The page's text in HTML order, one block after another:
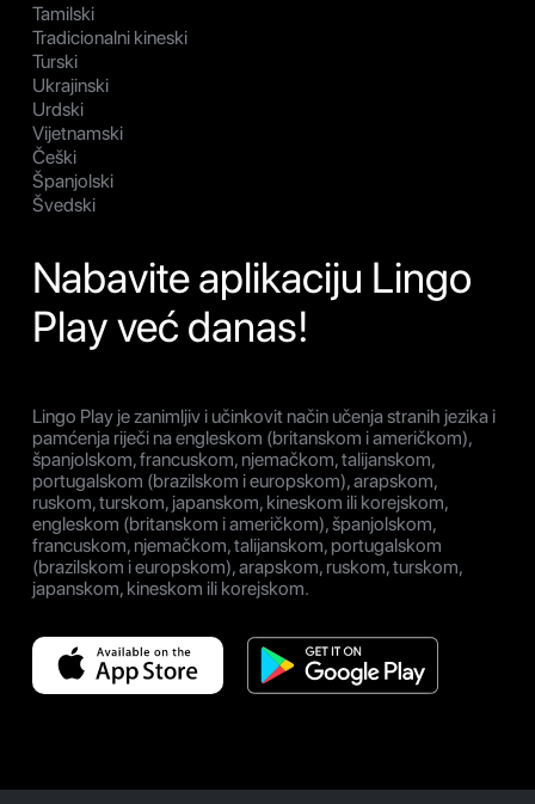
Tamilski
Tradicionalni kineski
Turski
Ukrajinski
Urdski
Vijetnamski
Češki
Španjolski
Švedski
Nabavite aplikaciju Lingo
Play već danas!
Lingo Play je zanimljiv i učinkovit način učenja stranih jezika i
pamćenja riječi na engleskom (britanskom i američkom),
španjolskom, francuskom, njemačkom, talijanskom,
portugalskom (brazilskom i europskom), arapskom,
ruskom, turskom, japanskom, kineskom ili korejskom,
engleskom (britanskom i američkom), španjolskom,
francuskom, njemačkom, talijanskom, portugalskom
(brazilskom i europskom), arapskom, ruskom, turskom,
japanskom, kineskom ili korejskom.